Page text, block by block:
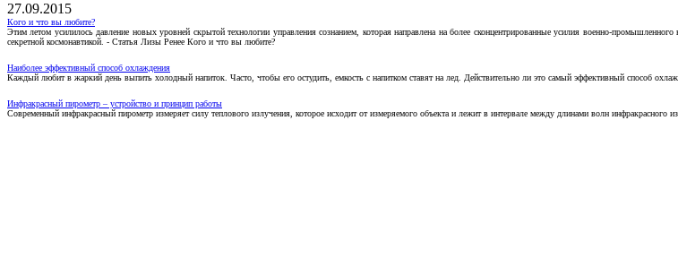
27.09.2015
Кого и что вы любите?
Этим летом усилилось давление новых уровней скрытой технологии управления сознанием, которая направлена на более сконцентрированные усилия военно-
секретной космонавтикой. - Статья Лизы Ренее Кого и что вы любите?
Наиболее эффективный способ охлаждения
Каждый любит в жаркий день выпить холодный напиток. Часто, чтобы его остудить, емкость с напитком ставят на лед. Действительно ли это самый эффективный способ
Инфракрасный пирометр – устройство и принцип работы
Современный инфракрасный пирометр измеряет силу теплового излучения, которое исходит от измеряемого объекта и лежит в интервале между длинами волн инфракрасного